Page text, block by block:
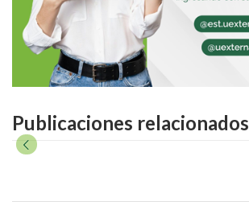
Publicaciones relacionados